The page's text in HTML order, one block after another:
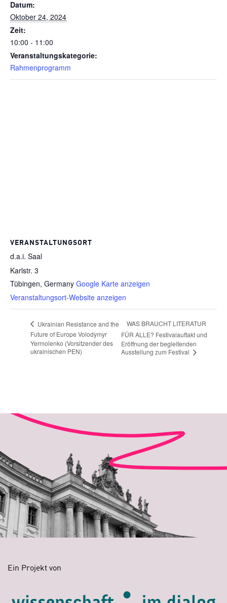
Datum:
Oktober 24, 2024
Zeit:
10:00 - 11:00
Veranstaltungskategorie:
Rahmenprogramm
VERANSTALTUNGSORT
d.a.i. Saal
Karlstr. 3
Tübingen, Germany Google Karte anzeigen
Veranstaltungsort-Website anzeigen
Ukrainian Resistance and the
Future of Europe Volodymyr
Yermolenko (Vorsitzender des
ukrainischen PEN)
WAS BRAUCHT LITERATUR
FÜR ALLE? Festivalauftakt und
Eröffnung der begleitenden
Ausstellung zum Festival
Ein Projekt von